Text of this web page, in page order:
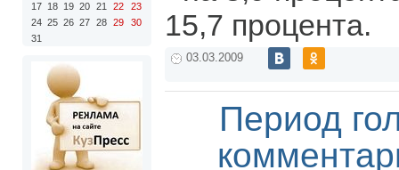
17 18 19 20 21 22
23
24 25 26 27 28 29
30
31
15,7 процента.
03.03.2009
Период